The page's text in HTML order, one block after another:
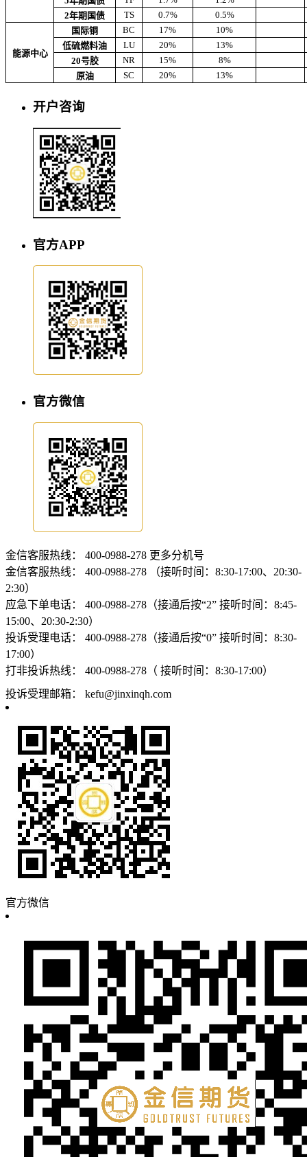
2年期国债
TS 0.7% 0.5%
能源中心
国际铜 BC 17%
10%
低硫燃料油
LU 20%
13%
20号胶
NR 15%
8%
原油
SC 20% 13%
开户咨询
官方APP
官方微信
金信客服热线： 400-0988-278 更多分机号
金信客服热线：
400-0988-278 （接听时间：8:30-17:00、20:30-
2:30）
应急下单电话：
400-0988-278（接通后按“2” 接听时间：8:45-
15:00、20:30-2:30）
投诉受理电话：
400-0988-278（接通后按“0” 接听时间：8:30-
17:00）
打非投诉热线：
400-0988-278（ 接听时间：8:30-17:00）
投诉受理邮箱：
kefu@jinxinqh.com
官方微信